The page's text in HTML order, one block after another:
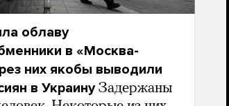
облаву
в «Москва-
них якобы выводили
в Украину Задержаны